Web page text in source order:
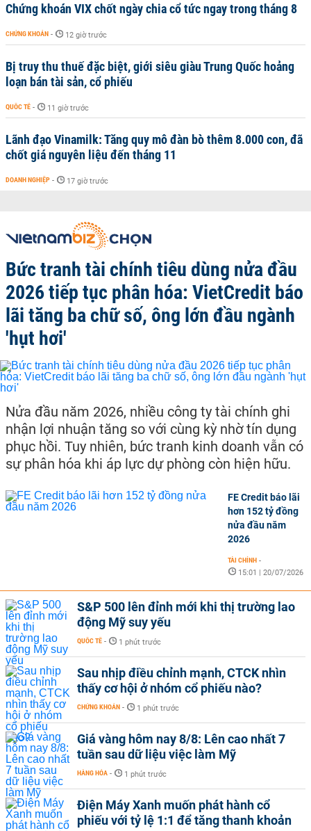
Chứng khoán VIX chốt ngày chia cổ tức ngay trong tháng 8
CHỨNG KHOÁN - 12 giờ trước
Bị truy thu thuế đặc biệt, giới siêu giàu Trung Quốc hoảng
loạn bán tài sản, cổ phiếu
QUỐC TẾ - 11 giờ trước
Lãnh đạo Vinamilk: Tăng quy mô đàn bò thêm 8.000 con, đã
chốt giá nguyên liệu đến tháng 11
DOANH NGHIỆP - 17 giờ trước
Bức tranh tài chính tiêu dùng nửa đầu
2026 tiếp tục phân hóa: VietCredit báo
lãi tăng ba chữ số, ông lớn đầu ngành
'hụt hơi'
Nửa đầu năm 2026, nhiều công ty tài chính ghi
nhận lợi nhuận tăng so với cùng kỳ nhờ tín dụng
phục hồi. Tuy nhiên, bức tranh kinh doanh vẫn có
sự phân hóa khi áp lực dự phòng còn hiện hữu.
FE Credit báo lãi
hơn 152 tỷ đồng
nửa đầu năm
2026
TÀI CHÍNH -
15:01 | 20/07/2026
S&P 500 lên đỉnh mới khi thị trường lao
động Mỹ suy yếu
QUỐC TẾ - 1 phút trước
Sau nhịp điều chỉnh mạnh, CTCK nhìn
thấy cơ hội ở nhóm cổ phiếu nào?
CHỨNG KHOÁN - 1 phút trước
Giá vàng hôm nay 8/8: Lên cao nhất 7
tuần sau dữ liệu việc làm Mỹ
HÀNG HÓA - 1 phút trước
Điện Máy Xanh muốn phát hành cổ
phiếu với tỷ lệ 1:1 để tăng thanh khoản